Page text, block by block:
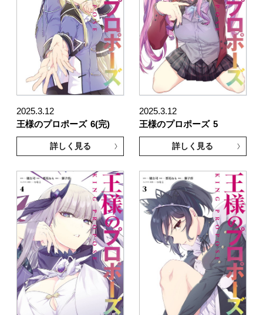
2025.3.12
王様のプロポーズ 6(完)
詳しく見る
2025.3.12
王様のプロポーズ 5
詳しく見る